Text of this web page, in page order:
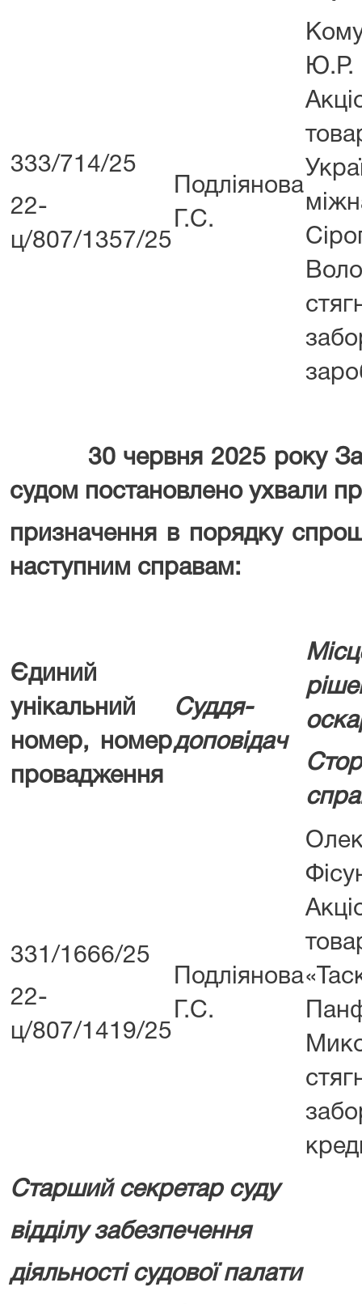
333/714/25
22-
ц/807/1357/25
Подліянова
Г.С.
30 червня 2025 року
судом постановлено ухвали
призначення в порядку
наступним справам:
Єдиний
унікальний
номер, номер
провадження
Суддя-
доповідач
331/1666/25
22-
ц/807/1419/25
Подліянова
Г.С.
Старший секретар суду
відділу забезпечення
діяльності судової палати